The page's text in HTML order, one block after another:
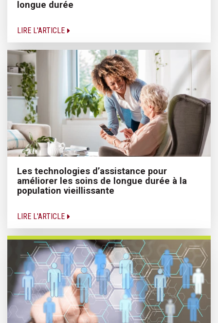
longue durée
LIRE L'ARTICLE
Les technologies d’assistance pour
améliorer les soins de longue durée à la
population vieillissante
LIRE L'ARTICLE